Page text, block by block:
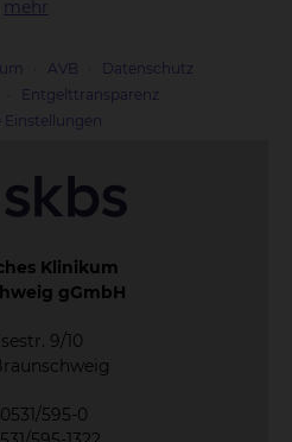
mehr
AVB
Datenschutz
Entgelttransparenz
Einstellungen
Klinikum
gGmbH
9/10
595-0